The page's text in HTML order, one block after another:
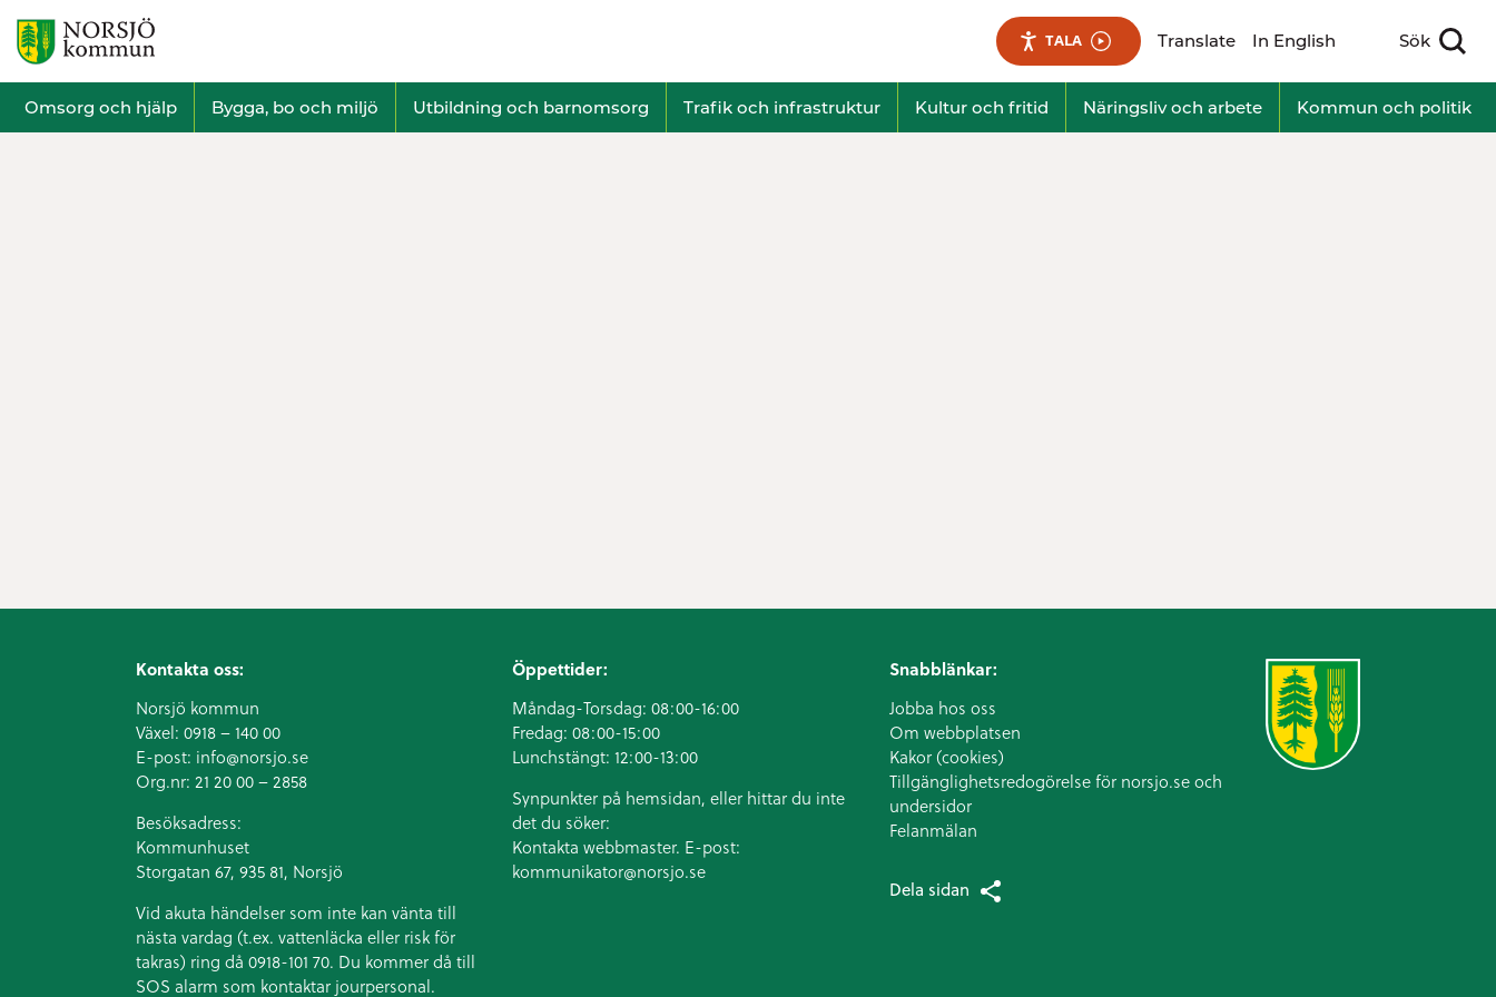
TALA Translate In English Sök
Visa sökfält
Omsorg och hjälp Bygga, bo och miljö Utbildning och barnomsorg Trafik och infrastruktur Kultur och fritid Näringsliv och arbete Kommun och politik
Kontakta oss:
Norsjö kommun
Växel: 0918 – 140 00
E-post: info@norsjo.se
Org.nr: 21 20 00 – 2858
Besöksadress:
Kommunhuset
Storgatan 67, 935 81, Norsjö
Vid akuta händelser som inte kan vänta till
nästa vardag (t.ex. vattenläcka eller risk för
takras) ring då 0918-101 70. Du kommer då till
SOS alarm som kontaktar jourpersonal.
Öppettider:
Måndag-Torsdag: 08:00-16:00
Fredag: 08:00-15:00
Lunchstängt: 12:00-13:00
Synpunkter på hemsidan, eller hittar du inte
det du söker:
Kontakta webbmaster. E-post:
kommunikator@norsjo.se
Snabblänkar:
Jobba hos oss
Om webbplatsen
Kakor (cookies)
Tillgänglighetsredogörelse för norsjo.se och
undersidor
Felanmälan
Dela sidan